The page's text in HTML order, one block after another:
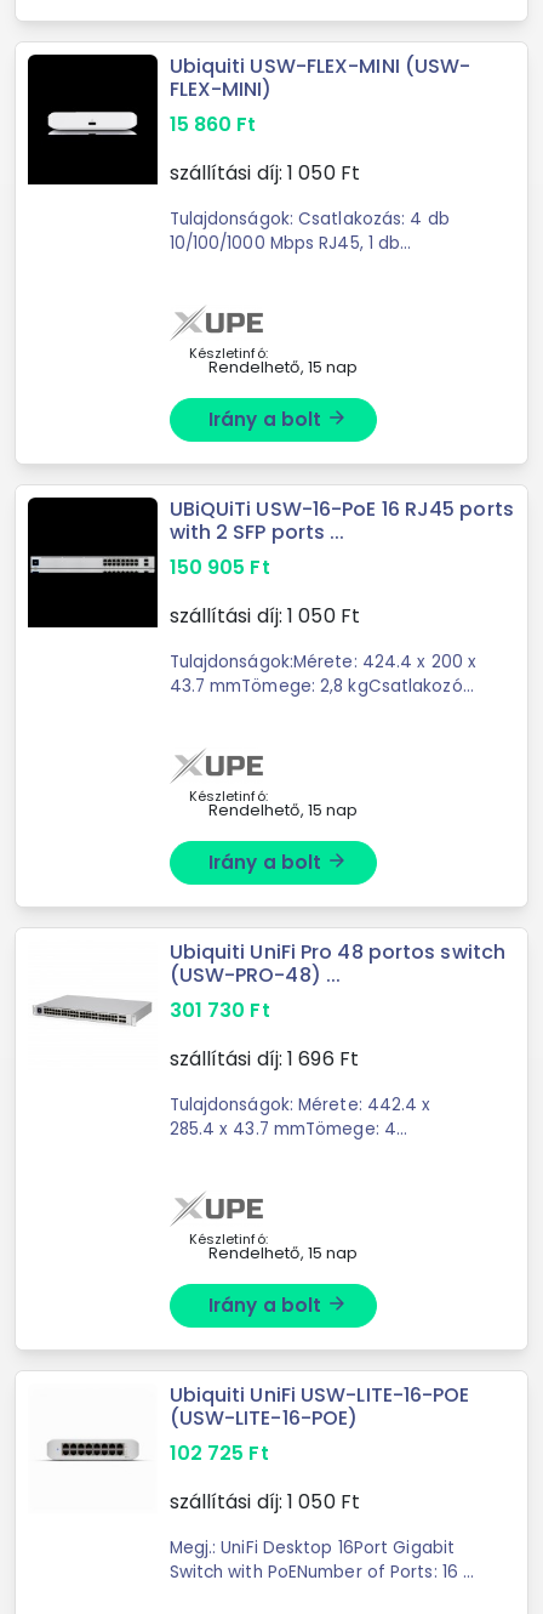
Ubiquiti USW-FLEX-MINI (USW-
FLEX-MINI)
15 860 Ft
szállítási díj: 1 050Ft
Tulajdonságok: Csatlakozás: 4 db
10/100/1000 Mbps RJ45, 1 db
PoE vagy USB Type C
5VMérete: 107.16 x 70.15 x 21. ...
Készletinfó:
Rendelhető, 15 nap
Irány a bolt arrow_forward
UBiQUiTi USW-16-PoE 16 RJ45 ports
with 2 SFP ports ...
150 905 Ft
szállítási díj: 1 050Ft
Tulajdonságok:Mérete: 424.4 x 200 x
43.7 mmTömege: 2,8 kgCsatlakozók:
EthernetPoE szabvány: IEEE
Készletinfó:
Rendelhető, 15 nap
Irány a bolt arrow_forward
Ubiquiti UniFi Pro 48 portos switch
(USW-PRO-48) ...
301 730 Ft
szállítási díj: 1 696 Ft
Tulajdonságok: Mérete: 442.4 x
285.4 x 43.7 mmTömege: 4
Port (Ethernet In-Band)Switching: 176
GbpsForwarding: 130 ...
Készletinfó:
Rendelhető, 15 nap
Irány a bolt arrow_forward
Ubiquiti UniFi USW-LITE-16-POE
(USW-LITE-16-POE)
102 725 Ft
szállítási díj: 1 050Ft
Megj.: UniFi Desktop 16Port Gigabit
Switch with PoENumber of Ports: 16 x